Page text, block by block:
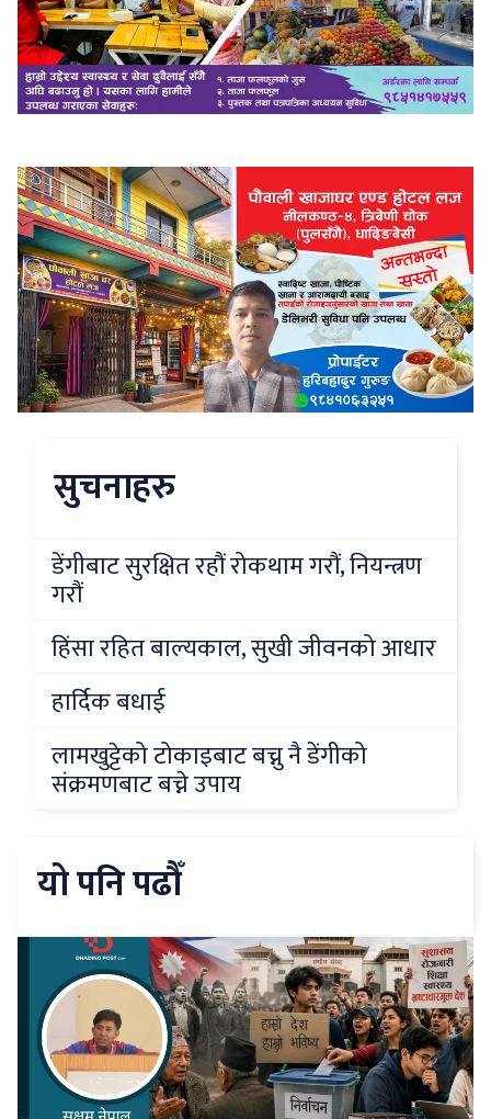
सुचनाहरु
डेंगीबाट सुरक्षित रहौं रोकथाम गरौं, नियन्त्रण
गरौं
हिंसा रहित बाल्यकाल, सुखी जीवनको आधार
हार्दिक बधाई
लामखुट्टेको टोकाइबाट बच्नु नै डेंगीको
संक्रमणबाट बच्ने उपाय
यो पनि पढौँ